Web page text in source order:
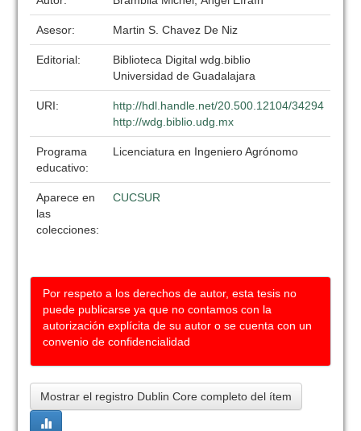
Asesor: Martin S. Chavez De Niz
Editorial:
Biblioteca Digital wdg.biblio
Universidad de Guadalajara
URI:
http://hdl.handle.net/20.500.12104/34294
http://wdg.biblio.udg.mx
Programa
educativo:
Licenciatura en Ingeniero Agrónomo
Aparece en
las
colecciones:
CUCSUR
Por respeto a los derechos de autor, esta tesis no
puede publicarse ya que no contamos con la
autorización explícita de su autor o se cuenta con un
convenio de confidencialidad
Mostrar el registro Dublin Core completo del ítem